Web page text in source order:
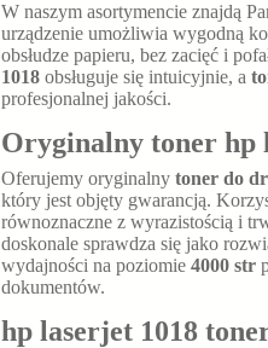
W naszym asortymencie znajdą
urządzenie umożliwia wygodną
obsłudze papieru, bez zacięć i
1018 obsługuje się intuicyjnie, a
profesjonalnej jakości.
Oryginalny toner hp
Oferujemy oryginalny toner do
który jest objęty gwarancją.
równoznaczne z wyrazistością i
doskonale sprawdza się jako
wydajności na poziomie 4000 str
dokumentów.
hp laserjet 1018